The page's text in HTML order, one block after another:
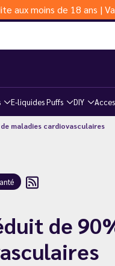
moins de 18 ans |
E-liquides Puffs DIY
maladies cardiovasculaires
de